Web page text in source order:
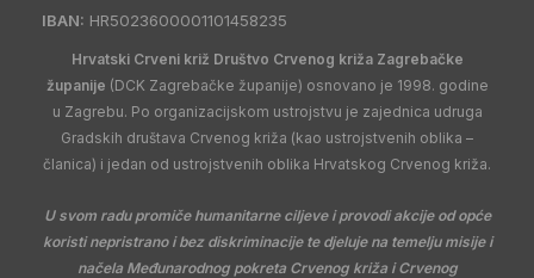
IBAN: HR5023600001101458235
Hrvatski Crveni križ Društvo Crvenog križa Zagrebačke
županije (DCK Zagrebačke županije) osnovano je 1998. godine
u Zagrebu. Po organizacijskom ustrojstvu je zajednica udruga
Gradskih društava Crvenog križa (kao ustrojstvenih oblika –
članica) i jedan od ustrojstvenih oblika Hrvatskog Crvenog križa.
U svom radu promiče humanitarne ciljeve i provodi akcije od opće
koristi nepristrano i bez diskriminacije te djeluje na temelju misije i
načela Međunarodnog pokreta Crvenog križa i Crvenog